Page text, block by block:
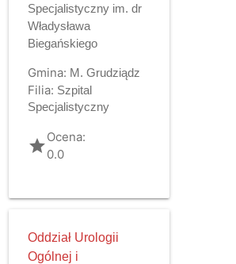
Specjalistyczny im. dr
Władysława
Biegańskiego
Gmina: M. Grudziądz
Filia: Szpital
Specjalistyczny
gradeOcena:
0.0
Oddział Urologii
Ogólnej i